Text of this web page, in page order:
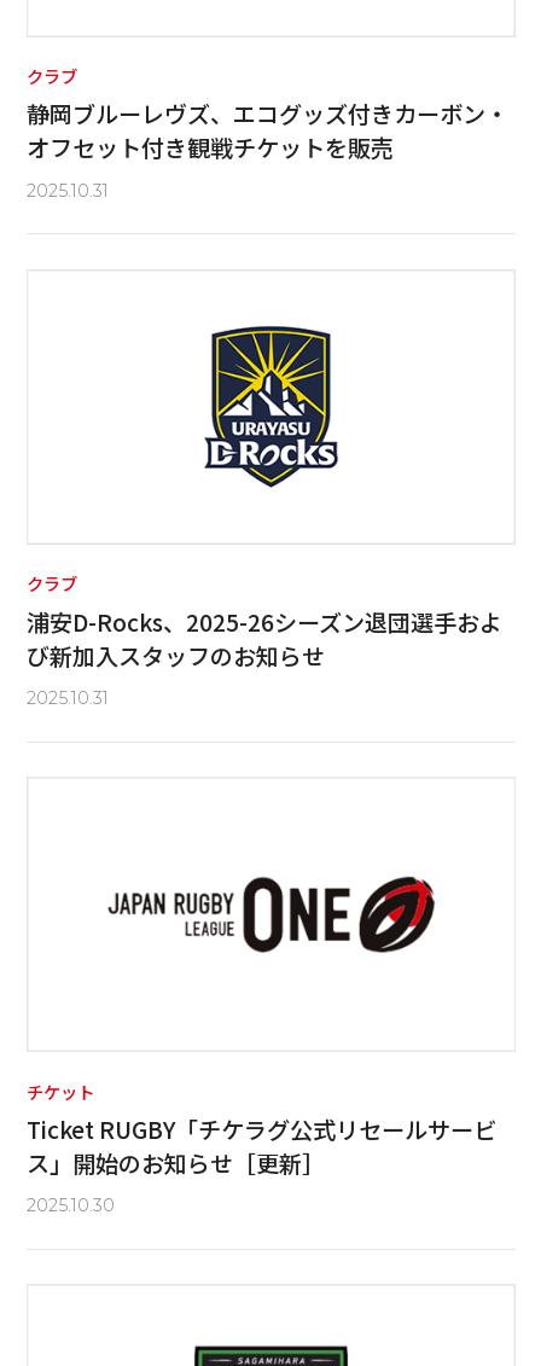
クラブ
静岡ブルーレヴズ、エコグッズ付きカーボン・
オフセット付き観戦チケットを販売
2025.10.31
クラブ
浦安D-Rocks、2025-26シーズン退団選手およ
び新加入スタッフのお知らせ
2025.10.31
チケット
Ticket RUGBY「チケラグ公式リセールサービ
ス」開始のお知らせ［更新］
2025.10.30